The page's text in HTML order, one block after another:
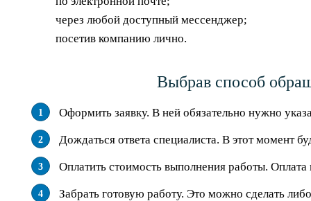
через любой доступный мессенджер;
посетив компанию лично.
Выбрав способ
Оформить заявку. В ней обязательно нужно
Дождаться ответа специалиста. В этот момент
Оплатить стоимость выполнения работы.
Забрать готовую работу. Это можно сделать